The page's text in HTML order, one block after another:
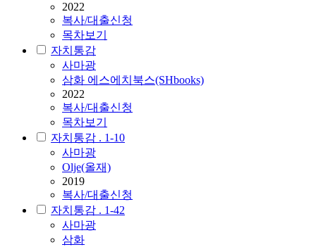
2022
복사/대출신청
목차보기
자치통감
사마광
삼화 에스에치북스(SHbooks)
2022
복사/대출신청
목차보기
자치통감 . 1-10
사마광
Olje(올재)
2019
복사/대출신청
자치통감 . 1-42
사마광
삼화